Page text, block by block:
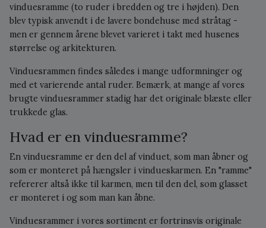
vinduesramme (to ruder i bredden og tre i højden). Den
blev typisk anvendt i de lavere bondehuse med stråtag -
men er gennem årene blevet varieret i takt med husenes
størrelse og arkitekturen.
Vinduesrammen findes således i mange udformninger og
med et varierende antal ruder. Bemærk, at mange af vores
brugte vinduesrammer stadig har det originale blæste eller
trukkede glas.
Hvad er en vinduesramme?
En vinduesramme er den del af vinduet, som man åbner og
som er monteret på hængsler i vindueskarmen. En "ramme"
refererer altså ikke til karmen, men til den del, som glasset
er monteret i og som man kan åbne.
Vinduesrammer i vores sortiment er fortrinsvis originale